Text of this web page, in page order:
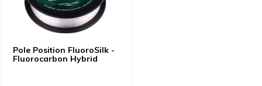
Pole Position FluoroSilk -
Fluorocarbon Hybrid